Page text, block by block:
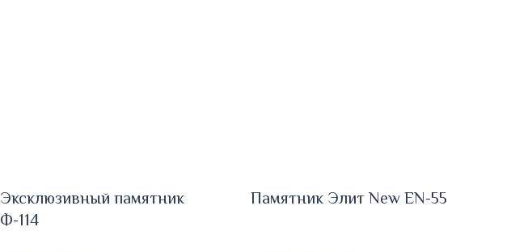
Эксклюзивный памятник
Ф-114
Памятник Элит New EN-55